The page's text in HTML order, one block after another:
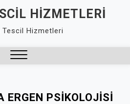
HIZMETLERI
Tescil Hizmetleri
ERGEN PSIKOLOJISI